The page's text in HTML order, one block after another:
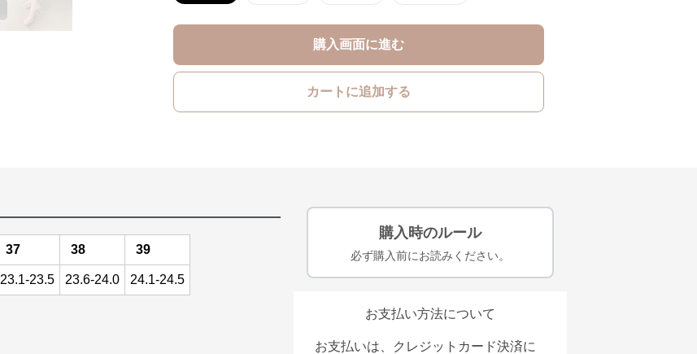
購入画面に進む
カートに追加する
37 38 39
23.1-23.5 23.6-24.0 24.1-24.5
購入時のルール
必ず購入前にお読みください。
お支払い方法について
お支払いは、クレジットカード決済に